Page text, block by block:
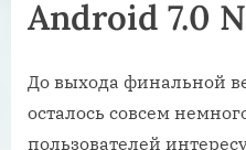
Android 7.0
До выхода финальной
осталось совсем
пользователей